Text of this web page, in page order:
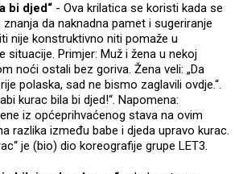
bi djed“ - Ova krilatica se koristi kada se
da naknadna pamet i sugeriranje
nije konstruktivno niti pomaže u
situacije. Primjer: Muž i žena u nekoj
noći ostali bez goriva. Žena veli: „Da
polaska, sad ne bismo zaglavili ovdje.“.
kurac bila bi djed!“. Napomena:
iz općeprihvaćenog stava na ovim
razlika između babe i djeda upravo kurac.
je (bio) dio koreografije grupe LET3.